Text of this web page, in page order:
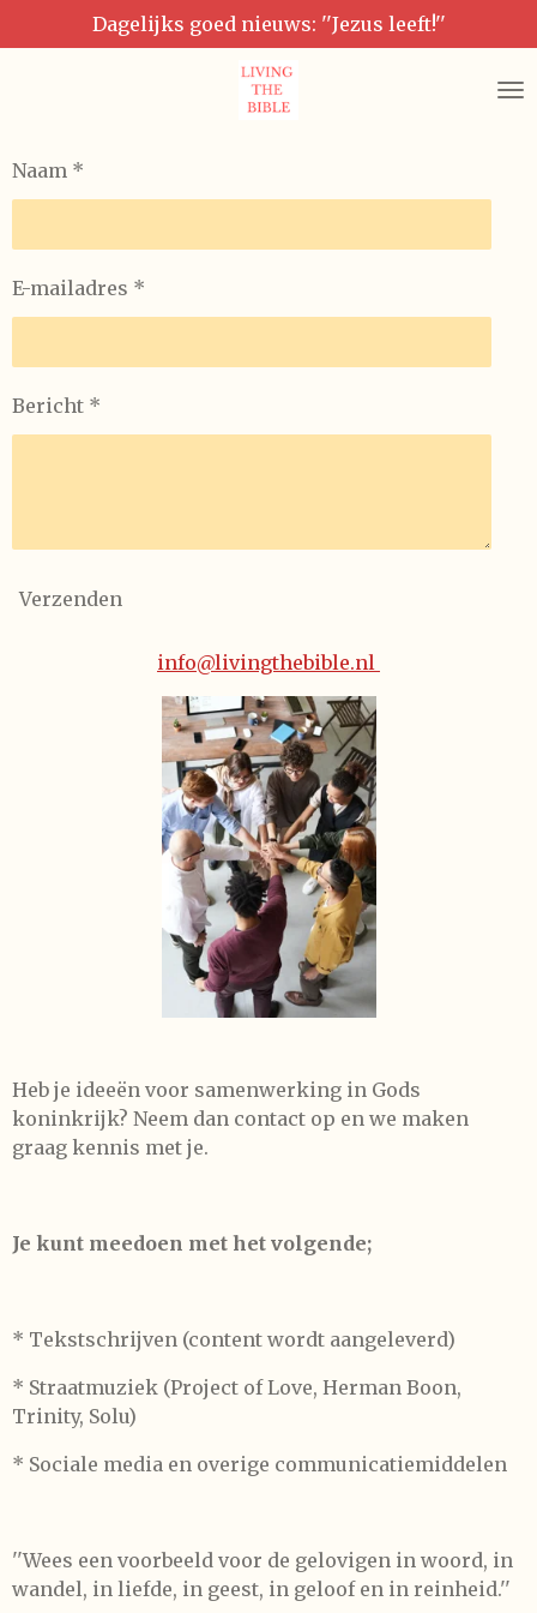
direct
Dagelijks goed nieuws: ''Jezus leeft!''
Naam *
E-mailadres *
Bericht *
Verzenden
info@livingthebible.nl
Heb je ideeën voor samenwerking in Gods
koninkrijk? Neem dan contact op en we maken
graag kennis met je.
Je kunt meedoen met het volgende;
* Tekstschrijven (content wordt aangeleverd)
* Straatmuziek (Project of Love, Herman Boon,
Trinity, Solu)
* Sociale media en overige communicatiemiddelen
''Wees een voorbeeld voor de gelovigen in woord, in
wandel, in liefde, in geest, in geloof en in reinheid.''